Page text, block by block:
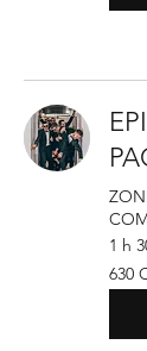
1 h
630
francs
630